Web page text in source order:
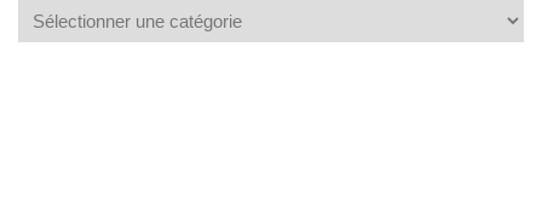
Categories